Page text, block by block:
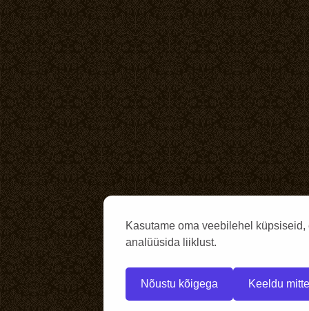
Kasutame oma veebilehel
analüüsida liiklust.
Nõustu kõigega Keeldu